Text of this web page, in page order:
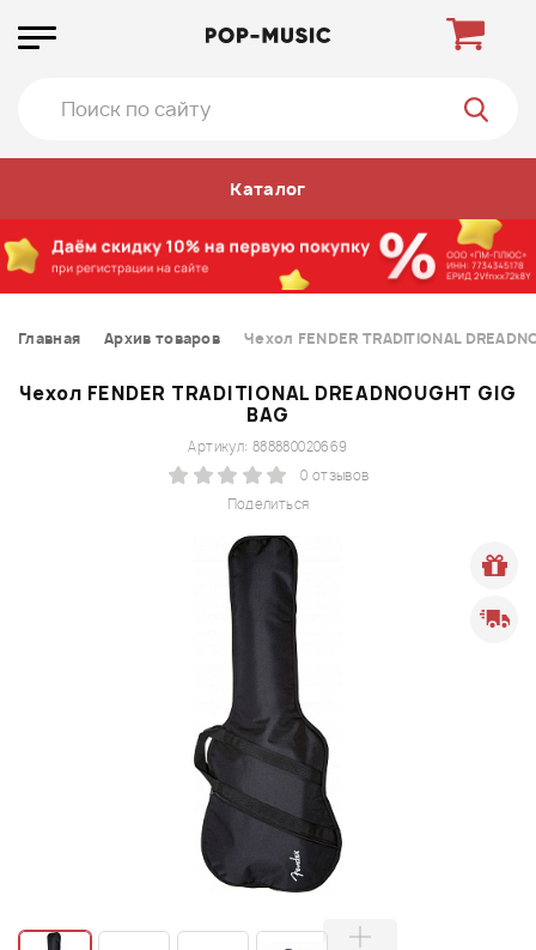
Каталог
Главная Архив товаров Чехол FENDER TRADITIONAL
Чехол FENDER TRADITIONAL DREADNOUGHT GIG
BAG
Поделиться
Артикул: 888880020669
0 отзывов